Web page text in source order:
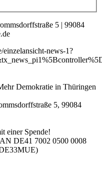
5 | 99084
einzelansicht-news-1?
Demokratie in Thüringen
5, 99084
einer Spende!
DE41 7002 0500 0008